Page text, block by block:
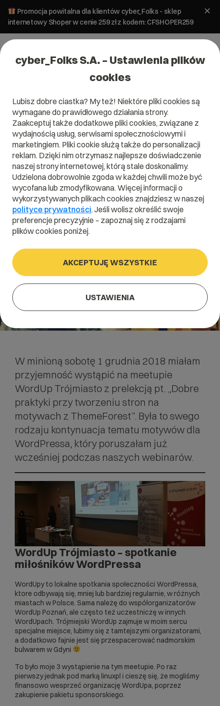
Promocja powitalna dla klientów cyber_Folks - sklep
internetowy Shoper w cenie 259 zł z kodem: CFSHOPER259
Wydarzenia
#14 WordUp Trójmiasto – relacja
12 marca 2024 ok.2min
W minioną sobotę 1 grudnia 2018 miałam
przyjemność wystąpić na meetupie
WordUp Trójmiasto z prelekcją pt. „Dobre
praktyki przy tworzeniu stron na
motywach z ThemeForest”. Była to swego
rodzaju kontynuacja tematu motywów dla
WordPressa, który poruszałam już
wcześniej podczas naszych webinarów.
WordUp Trójmiasto – spotkanie
miłośników WordPressa
WordUpy to lokalne spotkania społeczności WordPressa,
ktore odbywają się, mniej lub bardziej regularnie, w różnych
miastach w Polsce. Sama należę do współorganizatorów
WordUp Poznań, ale często też uczestniczę w innych
WordUpach. Trójmiejski WordUp zajmuje w moim sercu
specjalne miejsce, lubimy się z tamtejszymi organizatorami,
a dodatkowo fajnie jest się przespacerować nadmorskim
bulwarem w Gdyni
To było moje 3 wystąpienie na tym meetupie. Po raz
pierwszy jednak pod marką linuxpl i cieszę się, że mogliśmy
finansowo wesprzeć organizację WordUpa, poprzez
zakupienie pakietu sponsorskiego.
cyber_Folks S.A. – Ustawienia plików
cookies
Lubisz dobre ciastka? My też! Niektóre pliki cookies są
wymagane do prawidłowego działania strony.
Zaakceptuj także dodatkowe pliki cookies, związane z
wydajnością usług, serwisami społecznościowymi i
marketingiem. Pliki cookie służą także do personalizacji
reklam. Dzięki nim otrzymasz najlepsze doświadczenie
naszej strony internetowej, którą stale doskonalimy.
Udzielona dobrowolnie zgoda w każdej chwili może być
wycofana lub zmodyfikowana. Więcej informacji o
wykorzystywanych plikach cookies znajdziesz w naszej
polityce prywatności. Jeśli wolisz określić swoje
preferencje precyzyjnie – zapoznaj się z rodzajami
plików cookies poniżej.
AKCEPTUJĘ WSZYSTKIE
USTAWIENIA